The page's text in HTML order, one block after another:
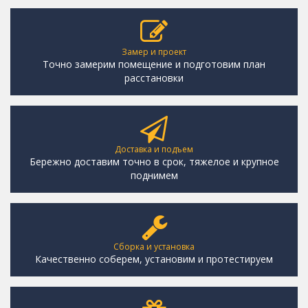
Замер и проект
Точно замерим помещение и подготовим план
расстановки
Доставка и подъем
Бережно доставим точно в срок, тяжелое и крупное
поднимем
Сборка и установка
Качественно соберем, установим и протестируем